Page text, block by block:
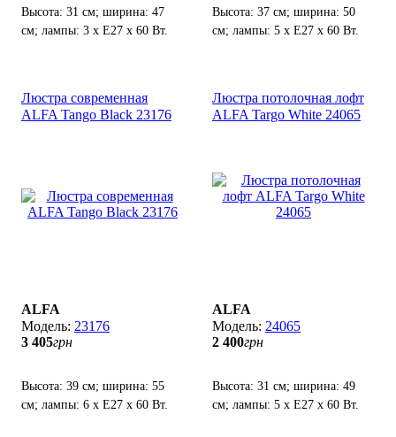
Высота: 31 см; ширина: 47
см; лампы: 3 х Е27 х 60 Вт.
Высота: 37 см; ширина: 50
см; лампы: 5 х Е27 х 60 Вт.
Люстра современная
ALFA Tango Black 23176
ALFA
23176
3 405грн
Высота: 39 см; ширина: 55
см; лампы: 6 х Е27 х 60 Вт.
Люстра потолочная лофт
ALFA Targo White 24065
ALFA
24065
2 400грн
Высота: 31 см; ширина: 49
см; лампы: 5 х Е27 х 60 Вт.